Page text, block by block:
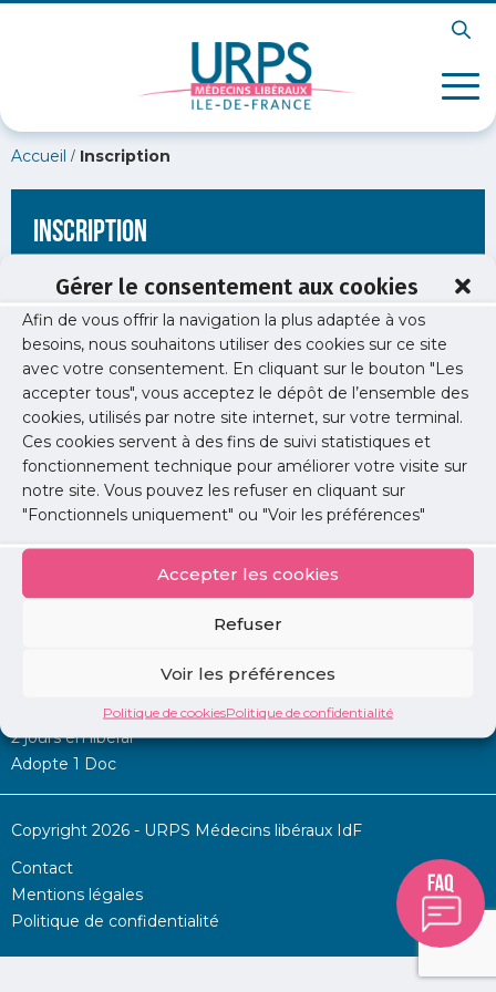
Gérer le consentement aux cookies
Afin de vous offrir la navigation la plus adaptée à vos
besoins, nous souhaitons utiliser des cookies sur ce site
avec votre consentement. En cliquant sur le bouton "Les
accepter tous", vous acceptez le dépôt de l’ensemble des
cookies, utilisés par notre site internet, sur votre terminal.
Ces cookies servent à des fins de suivi statistiques et
fonctionnement technique pour améliorer votre visite sur
notre site. Vous pouvez les refuser en cliquant sur
"Fonctionnels uniquement" ou "Voir les préférences"
Accepter les cookies
Refuser
Voir les préférences
Politique de cookiesPolitique de confidentialité
Accueil / Inscription
Inscription
[wppb-register form_name="inscription"
redirect_url="https://www.urps-med-idf.org/bonnes-fetes-de-
fin-dannee/"]
Permanence d’aide à l’installation
2 jours en libéral
Adopte 1 Doc
Copyright 2026 - URPS Médecins libéraux IdF
Contact
Mentions légales
Politique de confidentialité